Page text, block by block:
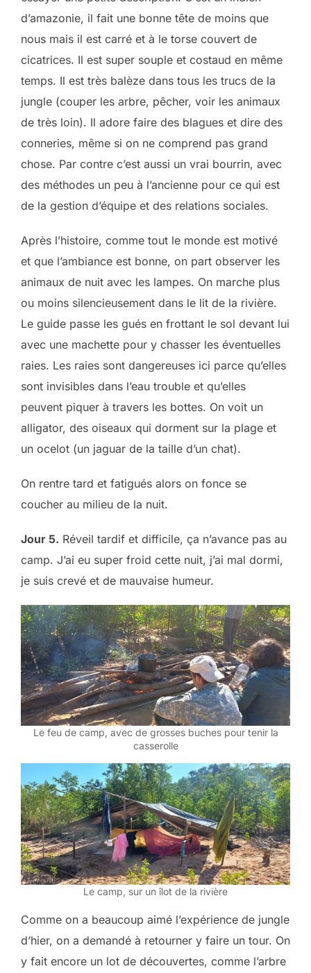
d’amazonie, il fait une bonne tête de moins que
nous mais il est carré et à le torse couvert de
cicatrices. Il est super souple et costaud en même
temps. Il est très balèze dans tous les trucs de la
jungle (couper les arbre, pêcher, voir les animaux
de très loin). Il adore faire des blagues et dire des
conneries, même si on ne comprend pas grand
chose. Par contre c’est aussi un vrai bourrin, avec
des méthodes un peu à l’ancienne pour ce qui est
de la gestion d’équipe et des relations sociales.
Après l’histoire, comme tout le monde est motivé
et que l’ambiance est bonne, on part observer les
animaux de nuit avec les lampes. On marche plus
ou moins silencieusement dans le lit de la rivière.
Le guide passe les gués en frottant le sol devant lui
avec une machette pour y chasser les éventuelles
raies. Les raies sont dangereuses ici parce qu’elles
sont invisibles dans l’eau trouble et qu’elles
peuvent piquer à travers les bottes. On voit un
alligator, des oiseaux qui dorment sur la plage et
un ocelot (un jaguar de la taille d’un chat).
On rentre tard et fatigués alors on fonce se
coucher au milieu de la nuit.
Jour 5. Réveil tardif et difficile, ça n’avance pas au
camp. J’ai eu super froid cette nuit, j’ai mal dormi,
je suis crevé et de mauvaise humeur.
Le feu de camp, avec de grosses buches pour tenir la
casserolle
Le camp, sur un îlot de la rivière
Comme on a beaucoup aimé l’expérience de jungle
d’hier, on a demandé à retourner y faire un tour. On
y fait encore un lot de découvertes, comme l’arbre